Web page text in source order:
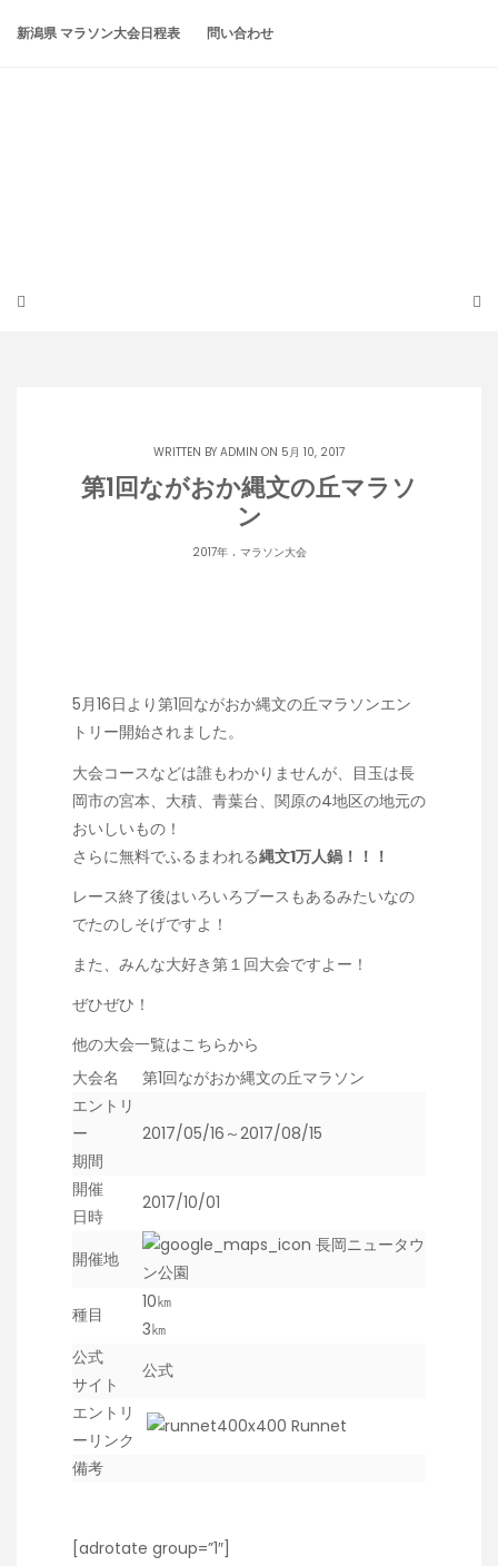
新潟県 マラソン大会日程表 問い合わせ
WRITTEN BY ADMIN ON 5月 10, 2017
第1回ながおか縄文の丘マラソ
ン
2017年. マラソン大会
5月16日より第1回ながおか縄文の丘マラソンエン
トリー開始されました。
大会コースなどは誰もわかりませんが、目玉は長
岡市の宮本、 大積、 青葉台、 関原の4地区の地元の
おいしいもの！
さらに無料でふるまわれる縄文1万人鍋！！！
レース終了後はいろいろブースもあるみたいなの
でたのしそげですよ！
また、みんな大好き第１回大会ですよー！
ぜひぜひ！
他の大会一覧はこちらから
大会名
第1回ながおか縄文の丘マラソン
エントリ
ー
期間
2017/05/16～2017/08/15
開催
日時
2017/10/01
開催地
長岡ニュータウ
ン公園
種目
10㎞
3㎞
公式
サイト
公式
エントリ
ーリンク
Runnet
備考
[adrotate group=”1″]